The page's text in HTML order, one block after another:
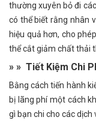
thường xuyên bỏ đi
có thể biết rằng nhân
hiệu quả hơn, cho
thể cắt giảm chất thải
» » Tiết Kiệm Chi
Bằng cách tiến hành
bị lãng phí một cách
gì bạn chi cho các dịch